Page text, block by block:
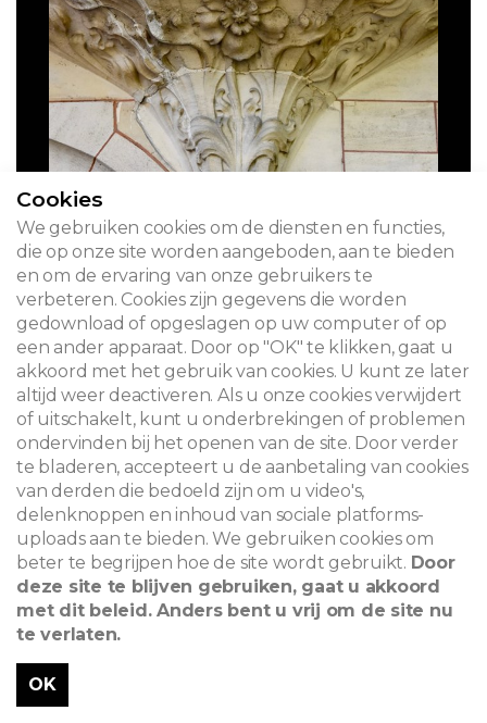
Cookies
We gebruiken cookies om de diensten en functies,
die op onze site worden aangeboden, aan te bieden
en om de ervaring van onze gebruikers te
verbeteren. Cookies zijn gegevens die worden
gedownload of opgeslagen op uw computer of op
een ander apparaat. Door op "OK" te klikken, gaat u
akkoord met het gebruik van cookies. U kunt ze later
altijd weer deactiveren. Als u onze cookies verwijdert
of uitschakelt, kunt u onderbrekingen of problemen
ondervinden bij het openen van de site. Door verder
te bladeren, accepteert u de aanbetaling van cookies
van derden die bedoeld zijn om u video's,
delenknoppen en inhoud van sociale platforms-
uploads aan te bieden. We gebruiken cookies om
beter te begrijpen hoe de site wordt gebruikt. Door
deze site te blijven gebruiken, gaat u akkoord
met dit beleid. Anders bent u vrij om de site nu
te verlaten.
OK